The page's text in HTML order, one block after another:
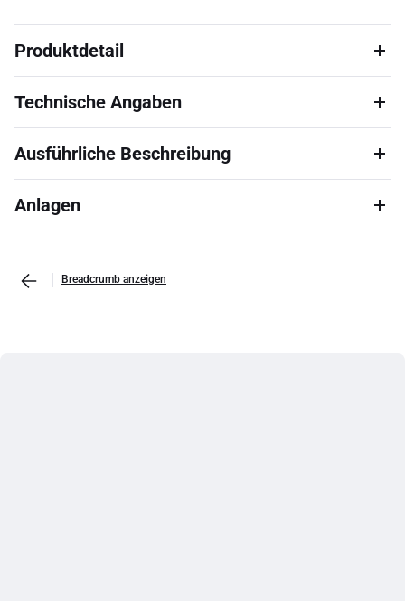
Produktdetail
Technische Angaben
Ausführliche Beschreibung
Anlagen
Breadcrumb anzeigen